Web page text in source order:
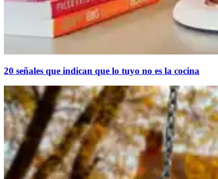
20 señales que indican que lo tuyo no es la cocina